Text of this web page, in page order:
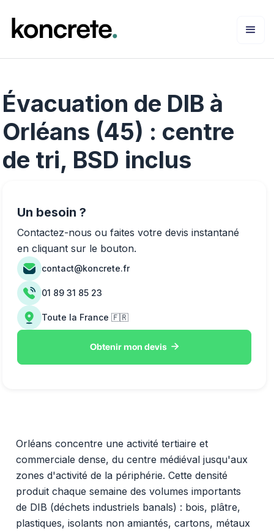
Évacuation de DIB à
Orléans (45) : centre
de tri, BSD inclus
Orléans concentre une activité tertiaire et
commerciale dense, du centre médiéval jusqu'aux
zones d'activité de la périphérie. Cette densité
produit chaque semaine des volumes importants
de DIB (déchets industriels banals) : bois, plâtre,
plastiques, isolants non amiantés, cartons, métaux
Un besoin ?
Contactez-nous ou faites votre devis instantané
en cliquant sur le bouton.
contact@koncrete.fr
01 89 31 85 23
Toute la France 🇫🇷
Obtenir mon devis 